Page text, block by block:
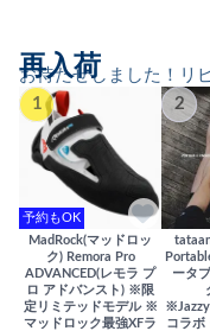
お待たせしました！リ
再入荷
1
予約もOK
MadRock(マッドロッ
ク) Remora Pro
ADVANCED(レモラ プ
ロ アドバンスト) ※限
定リミテッドモデル ※
マッドロック最強XFラ
2
ータ
コラボ